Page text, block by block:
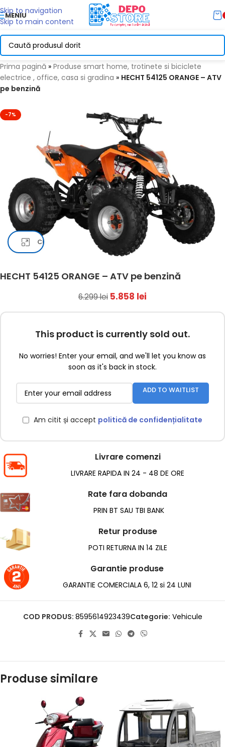
Skip to navigation
Skip to main content
MENIU
Prima pagină » Produse smart home, trotinete si biciclete
electrice , office, casa si gradina » HECHT 54125 ORANGE – ATV
pe benzină
-7%
Click pentru a mari
HECHT 54125 ORANGE – ATV pe benzină
6.299lei 5.858 lei
This product is currently sold out.
No worries! Enter your email, and we'll let you know as
soon as it's back in stock.
ADD TO WAITLIST
Am citit și accept politică de confidențialitate
Livrare comenzi
LIVRARE RAPIDA IN 24 - 48 DE ORE
Rate fara dobanda
PRIN BT SAU TBI BANK
Retur produse
POTI RETURNA IN 14 ZILE
Garantie produse
GARANTIE COMERCIALA 6, 12 si 24 LUNI
COD PRODUS: 8595614923439Categorie: Vehicule
Produse similare